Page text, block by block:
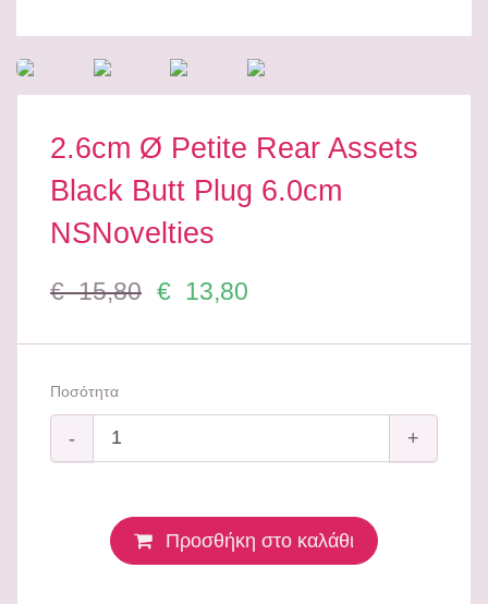
2.6cm Ø Petite Rear Assets
Black Butt Plug 6.0cm
NSNovelties
€ 15,80 € 13,80
Ποσότητα
- +
Προσθήκη στο καλάθι